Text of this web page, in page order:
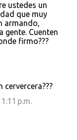
ustedes un
que muy
armando,
gente. Cuenten
firmo???
cervercera???
p.m.